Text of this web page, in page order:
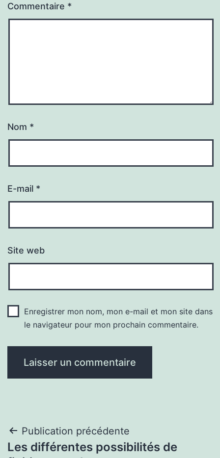
Commentaire *
Nom *
E-mail *
Site web
Enregistrer mon nom, mon e-mail et mon site dans
le navigateur pour mon prochain commentaire.
Navigation
Publication précédente
Les différentes possibilités de